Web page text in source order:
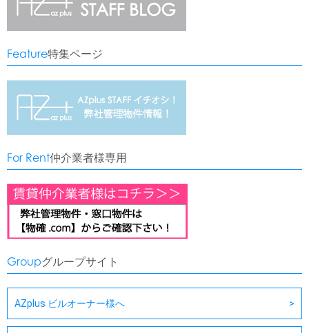
Feature特集ページ
For Rent仲介業者様専用
Groupグループサイト
AZplus ビルオーナー様へ